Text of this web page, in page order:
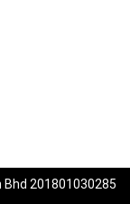
201801030285